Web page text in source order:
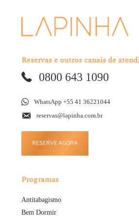
Reservas e outros canais de
0800 643 1090
WhatsApp +55 41 36221044
reservas@lapinha.com.br
RESERVE AGORA
Programas
Antitabagismo
Bem Dormir